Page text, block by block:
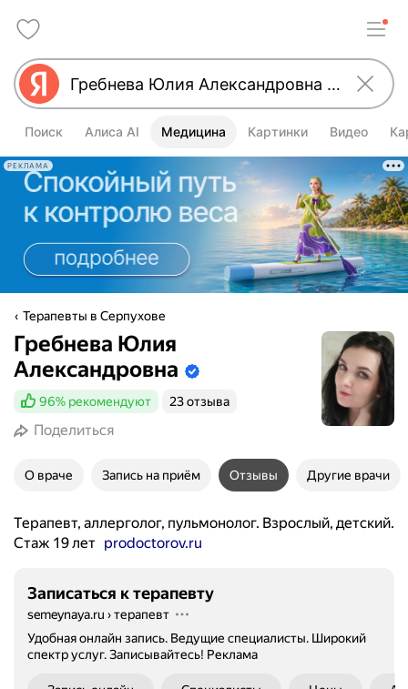
Поиск Алиса AI Медицина Картинки Видео
РЕКЛАМА
Терапевты в Серпухове
Гребнева Юлия
Александровна
Информация в этом блоке
96% рекомендуют 23 отзыва
Поделиться
О враче Запись на приём Отзывы Другие врачи
Терапевт, аллерголог, пульмонолог. Взрослый, детский.
Стаж 19 лет prodoctorov.ru
Записаться к терапевту
semeynaya.ru ›терапевт
Удобная онлайн запись. Ведущие специалисты. Широкий
спектр услуг. Записывайтесь! Реклама